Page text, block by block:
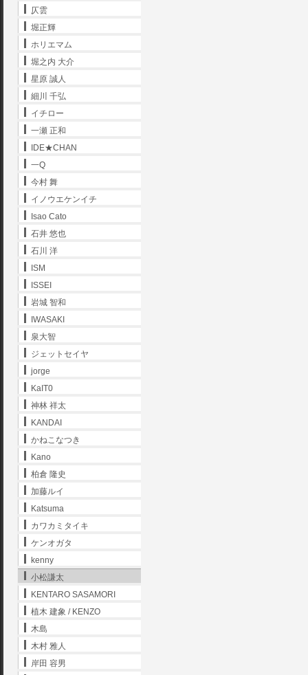
仄雲
堀正輝
ホリエマム
堀之内 大介
星原 誠人
細川 千弘
イチロー
一瀬 正和
IDE★CHAN
一Q
今村 舞
イノウエケンイチ
Isao Cato
石井 悠也
石川 洋
ISM
ISSEI
岩城 智和
IWASAKI
泉大智
ジェットセイヤ
jorge
KaIT0
神林 祥太
KANDAI
かねこなつき
Kano
柏倉 隆史
加藤ルイ
Katsuma
カワカミタイキ
ケンオガタ
kenny
小松謙太
KENTARO SASAMORI
植木 建象 / KENZO
木島
木村 雅人
岸田 容男